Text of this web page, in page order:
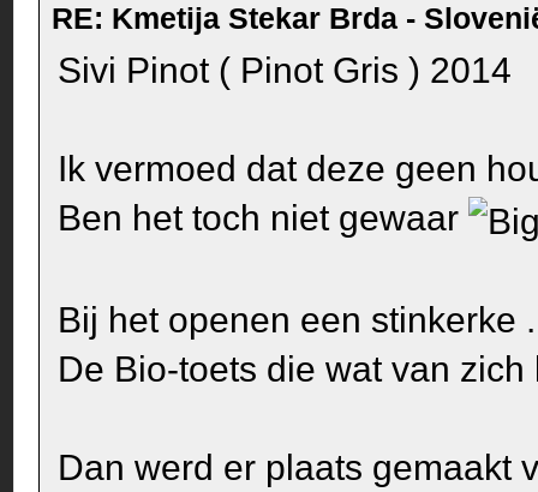
RE: Kmetija Stekar Brda -
Sivi Pinot ( Pinot Gris ) 2014
Ik vermoed dat deze geen
Ben het toch niet gewaar
Bij het openen een stinkerke .
De Bio-toets die wat van zich
Dan werd er plaats gemaakt